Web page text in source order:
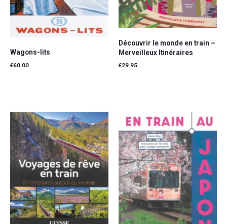
Wagons-lits
€60.00
Découvrir le monde en train –
Merveilleux Itinéraires
€29.95